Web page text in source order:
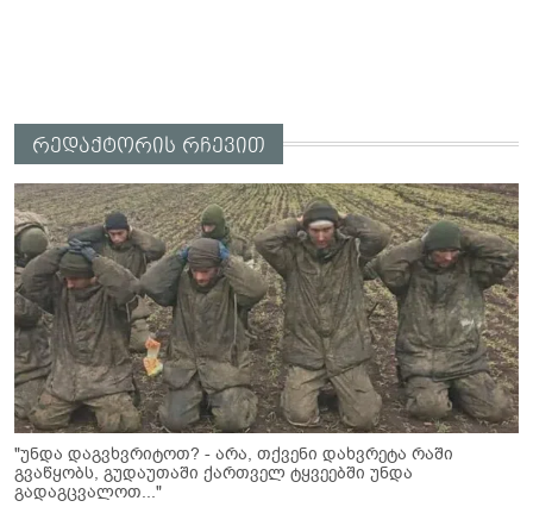
რედაქტორის რჩევით
"უნდა დაგვხვრიტოთ? - არა, თქვენი დახვრეტა რაში
გვაწყობს, გუდაუთაში ქართველ ტყვეებში უნდა
გადაგცვალოთ..."